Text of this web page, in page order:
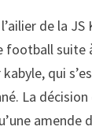
de la
suite
qui
La
amende